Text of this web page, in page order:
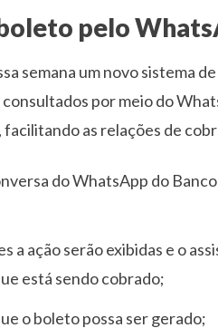
pelo
semana um novo sistema
por meio do
as relações de
do WhatsApp do
a ação serão exibidas e o
está sendo cobrado;
o boleto possa ser gerado;